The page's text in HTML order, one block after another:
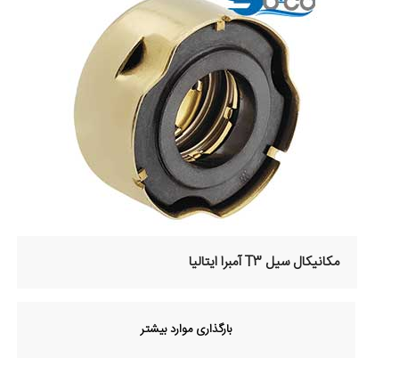
مکانیکال سیل T3 آمبرا ایتالیا
بارگذاری موارد بیشتر